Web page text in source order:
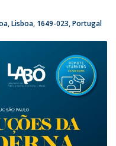
Lisboa 1649-023 Portugal